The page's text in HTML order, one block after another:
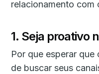
relacionamento com
1. Seja proativo
Por que esperar
de buscar seus